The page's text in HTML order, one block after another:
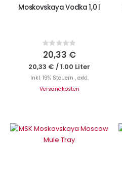
Moskovskaya Vodka 1,0 l
Rating:
0%
20,33 €
20,33 € /1.00 Liter
Inkl. 19% Steuern , exkl.
Versandkosten
Nicht auf Lager